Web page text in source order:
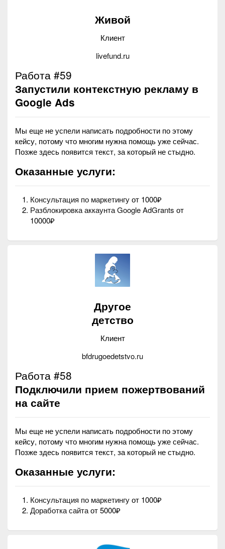
Живой
Клиент
livefund.ru
Работа #59
Запустили контекстную рекламу в
Google Ads
Мы еще не успели написать подробности по этому
кейсу, потому что многим нужна помощь уже сейчас.
Позже здесь появится текст, за который не стыдно.
Оказанные услуги:
Консультация по маркетингуот 1000₽
Разблокировка аккаунта Google AdGrants от
10000₽
Другое
детство
Клиент
bfdrugoedetstvo.ru
Работа #58
Подключили прием пожертвований
на сайте
Мы еще не успели написать подробности по этому
кейсу, потому что многим нужна помощь уже сейчас.
Позже здесь появится текст, за который не стыдно.
Оказанные услуги:
Консультация по маркетингуот 1000₽
Доработка сайтаот 5000₽